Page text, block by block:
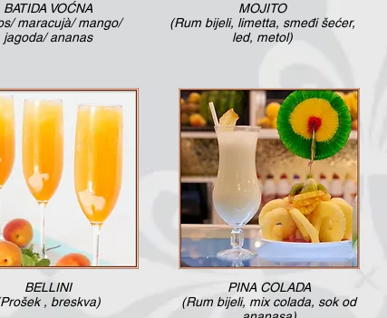
BATIDA VOĆNA
maracujà/ mango/
jagoda/ ananas
MOJITO
(Rum bijeli, limetta, smeđi šećer,
led, metol)
BELLINI
, breskva)
PINA COLADA
(Rum bijeli, mix colada, sok od